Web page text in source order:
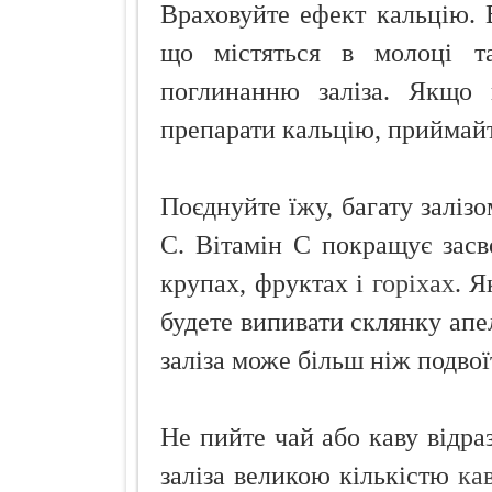
Враховуйте ефект кальцію.
що містяться в молоці
поглинанню заліза. Якщо
препарати кальцію,
Поєднуйте їжу, багату
С. Вітамін С покращує
крупах, фруктах і горіхах.
будете випивати склянку
заліза може більш ніж
Не пийте чай або каву
заліза великою кількістю